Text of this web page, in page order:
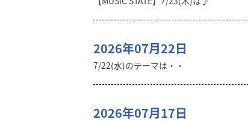
2026年07月22日
7/22(水)のテーマは・・
2026年07月17日